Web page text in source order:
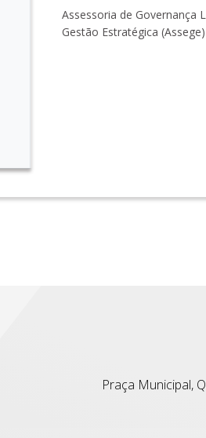
Assessoria de Governança
Gestão Estratégica (Assege)
Praça Municipal,